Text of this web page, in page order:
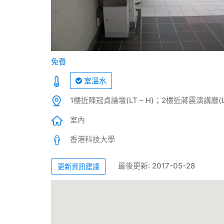
免費
室溫水
1樓近陳冠貞論壇(LT – H)；2樓近蔣震演講廳
室內
香港科技大學
更新資訊建議 最後更新: 2017-05-28